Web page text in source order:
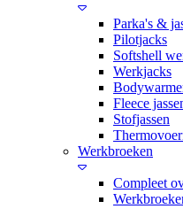
Parka's &
Pilotjacks
Softshell
Werkjacks
Fleece
Stofjassen
Werkbroeken
Compleet